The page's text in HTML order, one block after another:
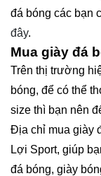
đá bóng các bạn
đây.
Mua giày đá
Trên thị trường
bóng, để có thể
size thì bạn nên
Địa chỉ mua giày
Lợi Sport, giúp
đá bóng, giày